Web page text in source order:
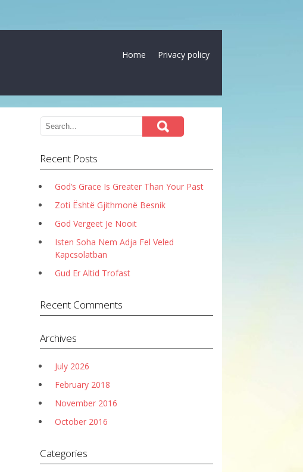
Home Privacy policy
Recent Posts
God’s Grace Is Greater Than Your Past
Zoti Është Gjithmonë Besnik
God Vergeet Je Nooit
Isten Soha Nem Adja Fel Veled
Kapcsolatban
Gud Er Altid Trofast
Recent Comments
Archives
July 2026
February 2018
November 2016
October 2016
Categories